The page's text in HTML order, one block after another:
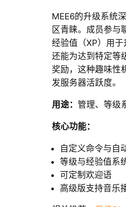
MEE6的升级系统
区青睐。成员参与
经验值（XP）用于
还能为达到特定等
奖励，这种趣味性
发服务器活跃度。
用途： 管理、等级
核心功能：
自定义命令与自
等级与经验值系
可定制欢迎语
高级版支持音乐